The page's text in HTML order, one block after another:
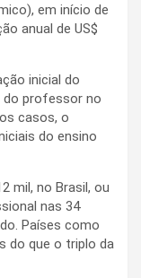
em início de
anual de US$
inicial do
do professor no
casos, o
do ensino
mil, no Brasil, ou
nas 34
Países como
do que o triplo da